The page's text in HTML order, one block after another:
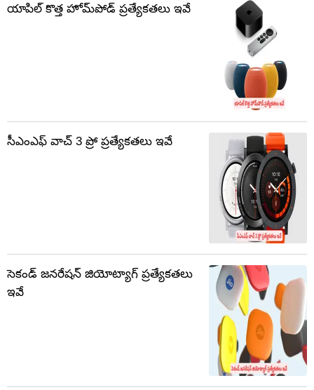
యాపిల్ కొత్త హోమ్‌పోడ్ ప్రత్యేకతలు ఇవే
సీఎంఎఫ్ వాచ్ 3 ప్రో ప్రత్యేకతలు ఇవే
సెకండ్ జనరేషన్ జియోట్యాగ్ ప్రత్యేకతలు
ఇవే